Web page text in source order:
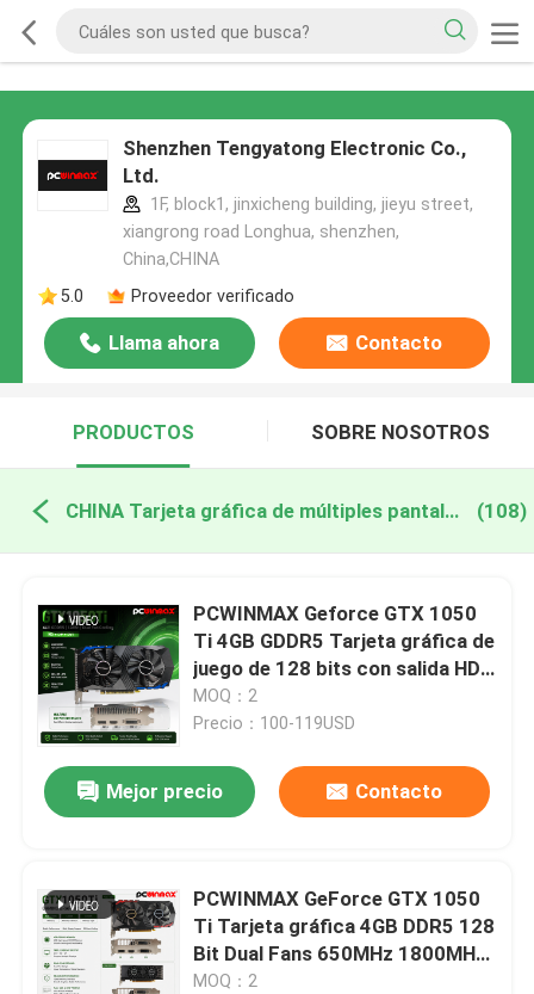
Shenzhen Tengyatong Electronic Co.,
Ltd.
1F, block1, jinxicheng building, jieyu street,
xiangrong road Longhua, shenzhen,
China,CHINA
5.0
Proveedor verificado
Llama ahora Contacto
PRODUCTOS SOBRE NOSOTROS
CHINA Tarjeta gráfica de múltiples pantallas (108)
PCWINMAX Geforce GTX 1050
Ti 4GB GDDR5 Tarjeta gráfica de
juego de 128 bits con salida HD
OEM/ODM en stock para
computadora de escritorio
MOQ：2
Precio：100-119USD
Mejor precio Contacto
PCWINMAX GeForce GTX 1050
Ti Tarjeta gráfica 4GB DDR5 128
Bit Dual Fans 650MHz 1800MHz
Frecuencia 1050Ti GPU de
MOQ：2